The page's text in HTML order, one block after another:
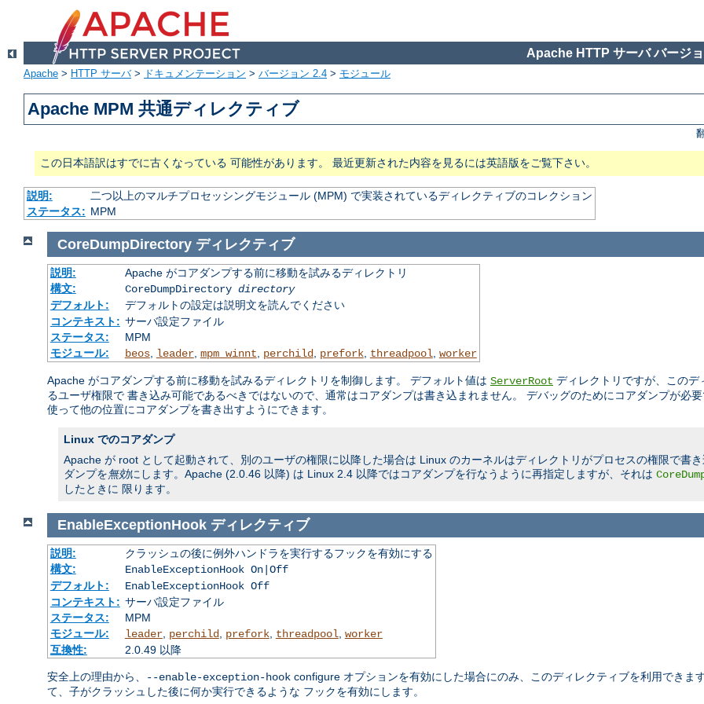
Apache HTTP サーバ バージ
Apache > HTTP サーバ> ドキュメンテーション > バージョン 2.4 > モジュール
Apache MPM 共通ディレクティブ
この日本語訳はすでに古くなっている 可能性があります。 最近更新された内容を見るには英語版をご覧下さい。
説明:
二つ以上のマルチプロセッシングモジュール (MPM) で実装されているディレクティブのコレクション
ステータス: MPM
CoreDumpDirectory ディレクティブ
説明:
Apache がコアダンプする前に移動を試みるディレクトリ
構文:
CoreDumpDirectory directory
デフォルト:
デフォルトの設定は説明文を読んでください
コンテキスト: サーバ設定ファイル
ステータス:
MPM
モジュール:
beos, leader, mpm_winnt perchild, prefork, threadpool worker
Apache がコアダンプする前に移動を試みるディレクトリを制御します。 デフォルト値は ServerRoot ディレクトリですが、この
るユーザ権限で 書き込み可能であるべきではないので、通常はコアダンプは書き込まれません。 デバッグのためにコアダンプが必
使って他の位置にコアダンプを書き出すようにできます。
Linux でのコアダンプ
Apache が root として起動されて、別のユーザの権限に以降した場合は Linux のカーネルはディレクトリがプロセスの権限で書
ダンプを無効にします。Apache (2.0.46 以降) は Linux 2.4 以降ではコアダンプを行なうように再指定しますが、それは
したときに 限ります。
EnableExceptionHook ディレクティブ
説明:
クラッシュの後に例外ハンドラを実行するフックを有効にする
構文:
EnableExceptionHook On|Off
デフォルト:
EnableExceptionHook Off
コンテキスト: サーバ設定ファイル
ステータス:
MPM
モジュール:
leader, perchild, prefork, threadpool worker
互換性:
2.0.49 以降
安全上の理由から、 --enable-exception-hook configure オプションを有効にした場合にのみ、このディレクティブを利用できま
て、子がクラッシュした後に何か実行できるような フックを有効にします。